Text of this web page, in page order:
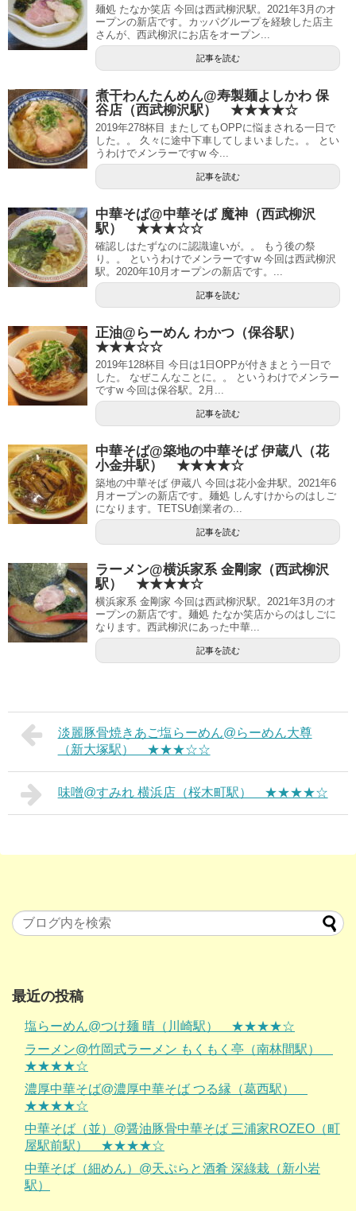
麺処 たなか笑店 今回は西武柳沢駅。2021年3月のオ
ープンの新店です。カッパグループを経験した店主
さんが、西武柳沢にお店をオープン...
記事を読む
煮干わんたんめん@寿製麺よしかわ 保
谷店（西武柳沢駅） ★★★★☆
2019年278杯目 またしてもOPPに悩まされる一日で
した。。 久々に途中下車してしまいました。。 とい
うわけでメンラーですw 今...
記事を読む
中華そば@中華そば 魔神（西武柳沢
駅） ★★★☆☆
確認しはたずなのに認識違いが。。 もう後の祭
り。。 というわけでメンラーですw 今回は西武柳沢
駅。2020年10月オープンの新店です。...
記事を読む
正油@らーめん わかつ（保谷駅）
★★★☆☆
2019年128杯目 今日は1日OPPが付きまとう一日で
した。 なぜこんなことに。。 というわけでメンラー
ですw 今回は保谷駅。2月...
記事を読む
中華そば@築地の中華そば 伊蔵八（花
小金井駅） ★★★★☆
築地の中華そば 伊蔵八 今回は花小金井駅。2021年6
月オープンの新店です。麺処 しんすけからのはしご
になります。TETSU創業者の...
記事を読む
ラーメン@横浜家系 金剛家（西武柳沢
駅） ★★★★☆
横浜家系 金剛家 今回は西武柳沢駅。2021年3月のオ
ープンの新店です。麺処 たなか笑店からのはしごに
なります。西武柳沢にあった中華...
記事を読む
淡麗豚骨焼きあご塩らーめん@らーめん大尊
（新大塚駅） ★★★☆☆
味噌@すみれ 横浜店（桜木町駅） ★★★★☆
最近の投稿
塩らーめん@つけ麺 晴（川崎駅） ★★★★☆
ラーメン@竹岡式ラーメン もくもく亭（南林間駅）
★★★★☆
濃厚中華そば@濃厚中華そば つる縁（葛西駅）
★★★★☆
中華そば（並）@醤油豚骨中華そば 三浦家ROZEO（町
屋駅前駅） ★★★★☆
中華そば（細めん）@天ぷらと酒肴 深綠栽（新小岩
駅）